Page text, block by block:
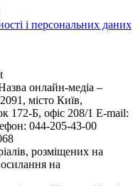
і персональних даних
онлайн-медіа –
місто Київ,
Б, офіс 208/1 E-mail:
044-205-43-00
розміщених на
на